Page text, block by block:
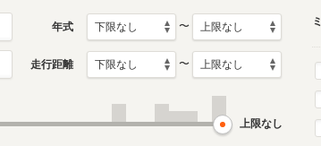
年式 〜
走行距離 〜
上限なし